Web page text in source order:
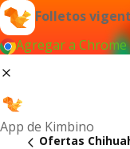
Folletos
Agregar a Chrome
App de Kimbino
Ofertas